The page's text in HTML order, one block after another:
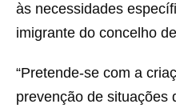
às necessidades
imigrante do concelho
“Pretende-se com a
prevenção de situações